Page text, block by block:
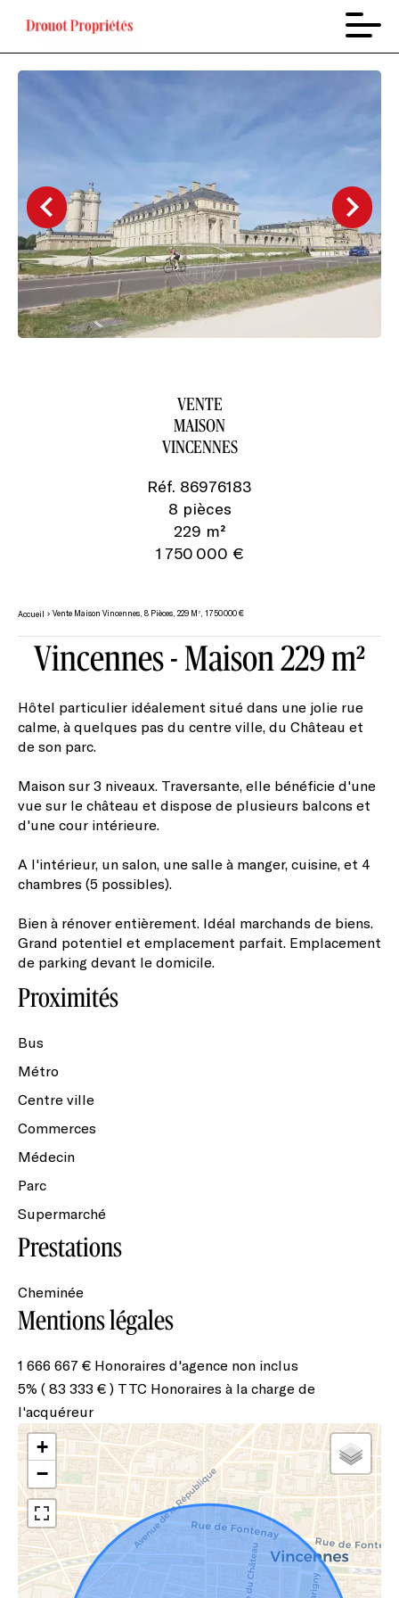
VENTE
MAISON
VINCENNES
Réf. 86976183
8 pièces
229 m²
1 750 000 €
Accueil Vente Maison Vincennes, 8 Pièces, 229 M², 1 750 000 €
Vincennes - Maison 229 m²
Hôtel particulier idéalement situé dans une jolie rue
calme, à quelques pas du centre ville, du Château et
de son parc.
Maison sur 3 niveaux. Traversante, elle bénéficie d'une
vue sur le château et dispose de plusieurs balcons et
d'une cour intérieure.
A l'intérieur, un salon, une salle à manger, cuisine, et 4
chambres (5 possibles).
Bien à rénover entièrement. Idéal marchands de biens.
Grand potentiel et emplacement parfait. Emplacement
de parking devant le domicile.
Proximités
Bus
Métro
Centre ville
Commerces
Médecin
Parc
Supermarché
Prestations
Cheminée
Mentions légales
1 666 667 € Honoraires d'agence non inclus
5% ( 83 333 € ) TTC Honoraires à la charge de
l'acquéreur
+
−